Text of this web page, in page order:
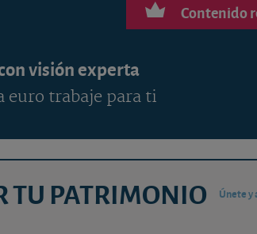
Contenido
visión experta
euro trabaje para ti
TU PATRIMONIO Únete y